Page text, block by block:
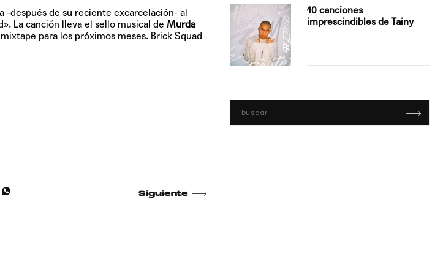
-después de su reciente excarcelación- al
. La canción lleva el sello musical de Murda
para los próximos meses. Brick Squad
Siguiente
Hablamos con Boza
sobre 'Bucle', el…
10 canciones
imprescindibles de Tainy